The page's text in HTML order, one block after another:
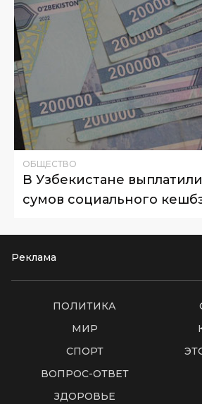
ОБЩЕСТВО
В Узбекистане
сумов социального
Реклама
ПОЛИТИКА
МИР
СПОРТ
ВОПРОС-ОТВЕТ
ЗДОРОВЬЕ